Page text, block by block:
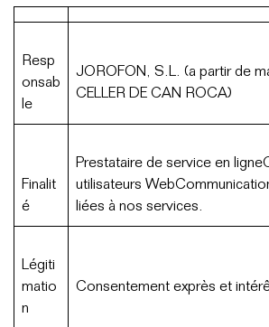
Resp
onsab
le
JOROFON, S.L. (a partir de
CELLER DE CAN ROCA)
Finalit
é
Prestataire de service en
utilisateurs
liées à nos services.
Légiti
matio
n
Consentement exprès et